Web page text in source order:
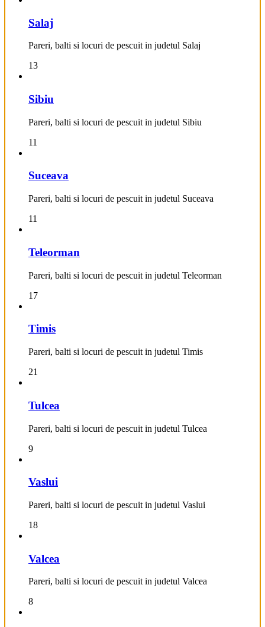
Salaj
Pareri, balti si locuri de pescuit in judetul Salaj
13
Sibiu
Pareri, balti si locuri de pescuit in judetul Sibiu
11
Suceava
Pareri, balti si locuri de pescuit in judetul Suceava
11
Teleorman
Pareri, balti si locuri de pescuit in judetul Teleorman
17
Timis
Pareri, balti si locuri de pescuit in judetul Timis
21
Tulcea
Pareri, balti si locuri de pescuit in judetul Tulcea
9
Vaslui
Pareri, balti si locuri de pescuit in judetul Vaslui
18
Valcea
Pareri, balti si locuri de pescuit in judetul Valcea
8